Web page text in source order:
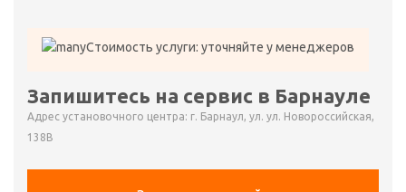
Стоимость услуги: уточняйте у менеджеров
Запишитесь на сервис в Барнауле
Адрес установочного центра: г. Барнаул, ул. ул. Новороссийская,
138В